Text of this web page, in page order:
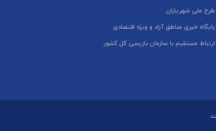
طرح ملی شهریاران
پایگاه خبری مناطق آزاد و ویژه اقتصادی
ارتباط مستقیم با سازمان بازرسی کل کشور